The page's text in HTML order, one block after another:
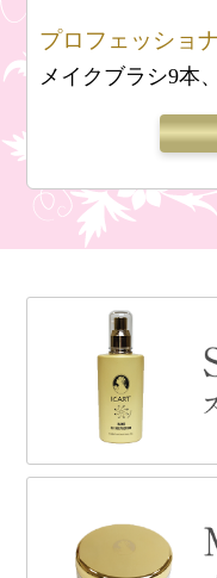
プロフェッショ
メイクブラシ9本